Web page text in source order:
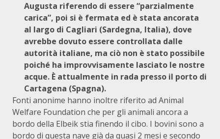
Augusta riferendo di essere “parzialmente
carica”, poi si è fermata ed è stata ancorata
al largo di Cagliari (Sardegna, Italia), dove
avrebbe dovuto essere controllata dalle
autorità italiane, ma ciò non è stato possibile
poiché ha improvvisamente lasciato le nostre
acque. È attualmente in rada presso il porto di
Cartagena (Spagna).
Fonti anonime hanno inoltre riferito ad Animal
Welfare Foundation che per gli animali ancora a
bordo della Elbeik stia finendo il cibo. I bovini sono a
bordo di questa nave già da quasi 2 mesi e secondo